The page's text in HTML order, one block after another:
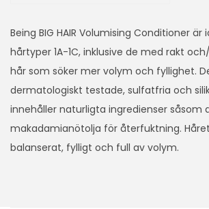
Being BIG HAIR Volumising Conditioner är
hårtyper 1A-1C, inklusive de med rakt
hår som söker mer volym och fyllighet.
dermatologiskt testade, sulfatfria och
innehåller naturligta ingredienser såsom
makadamianötolja för återfuktning.
balanserat, fylligt och full av volym.